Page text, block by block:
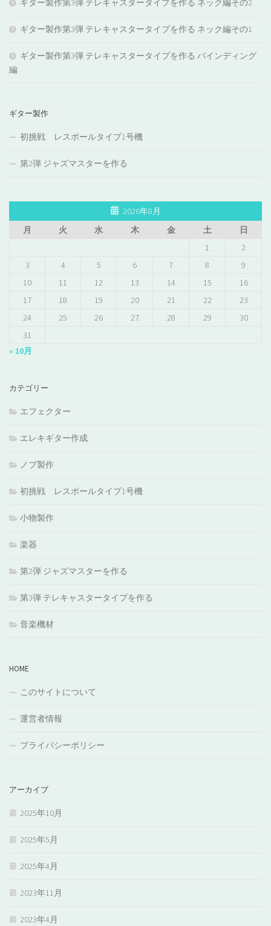
ギター製作第3弾 テレキャスタータイプを作る ネック編その2
ギター製作第3弾 テレキャスタータイプを作る ネック編その1
ギター製作第3弾 テレキャスタータイプを作る バインディング
編
ギター製作
初挑戦 レスポールタイプ1号機
第2弾 ジャズマスターを作る
2026年8月
月
火 水 木 金 土
日
1
2
3
4 5 6 7 8
9
10
11 12 13 14 15
16
17
18 19 20 21 22
23
24
25 26 27 28 29
30
31
« 10月
カテゴリー
エフェクター
エレキギター作成
ノブ製作
初挑戦 レスポールタイプ1号機
小物製作
楽器
第2弾 ジャズマスターを作る
第3弾 テレキャスタータイプを作る
音楽機材
HOME
このサイトについて
運営者情報
プライバシーポリシー
アーカイブ
2025年10月
2025年5月
2025年4月
2023年11月
2023年4月